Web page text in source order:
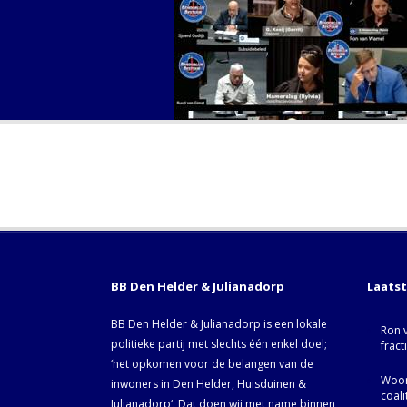
BB Den Helder & Julianadorp
BB Den Helder & Julianadorp is een lokale
politieke partij met slechts één enkel doel;
‘het opkomen voor de belangen van de
inwoners in Den Helder, Huisduinen &
Julianadorp‘. Dat doen wij met name binnen
Ron